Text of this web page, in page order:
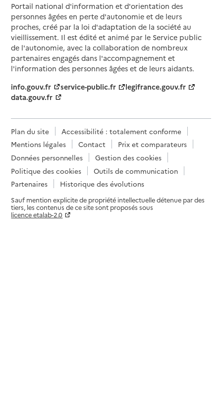
Portail national d'information et d'orientation des
personnes âgées en perte d'autonomie et de leurs
proches, créé par la loi d'adaptation de la société au
vieillissement. Il est édité et animé par le Service public
de l'autonomie, avec la collaboration de nombreux
partenaires engagés dans l'accompagnement et
l'information des personnes âgées et de leurs aidants.
info.gouv.fr
service-public.fr
legifrance.gouv.fr
data.gouv.fr
Plan du site
Accessibilité : totalement conforme
Mentions légales
Contact
Prix et comparateurs
Données personnelles
Gestion des cookies
Politique des cookies
Outils de communication
Partenaires
Historique des évolutions
Sauf mention explicite de propriété intellectuelle détenue par des
tiers, les contenus de ce site sont proposés sous
licence etalab-2.0